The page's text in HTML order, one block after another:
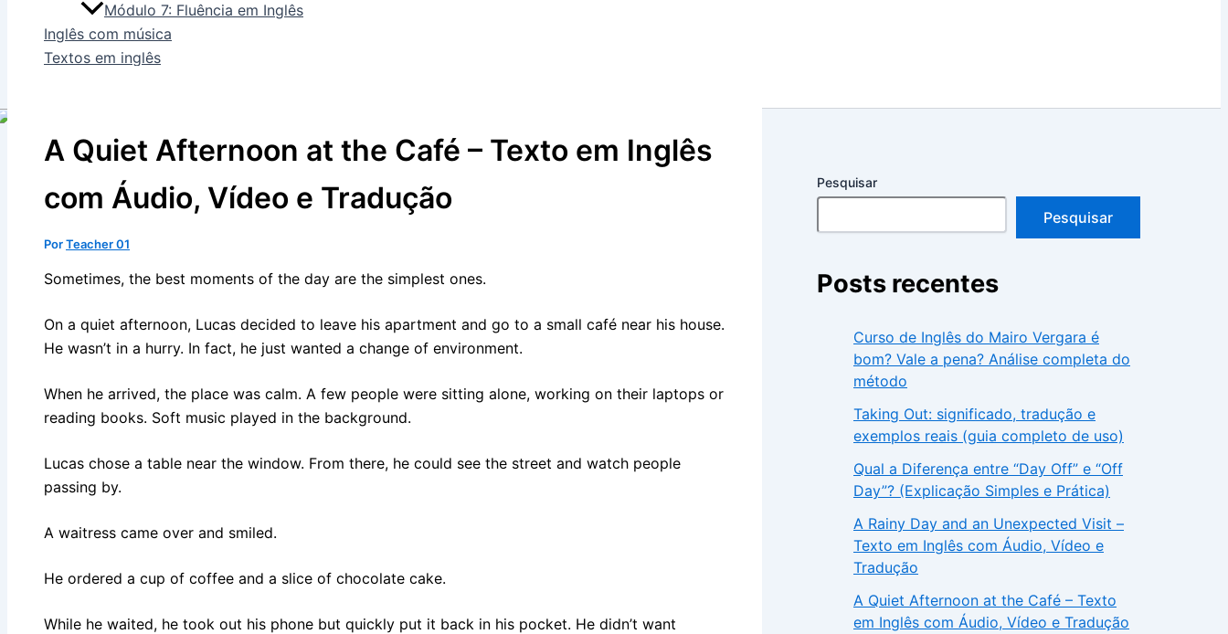
Módulo 7: Fluência em Inglês
Inglês com música
Textos em inglês
A Quiet Afternoon at the Café – Texto em Inglês
com Áudio, Vídeo e Tradução
PorTeacher 01
Sometimes, the best moments of the day are the simplest ones.
On a quiet afternoon, Lucas decided to leave his apartment and go to a small café near his house.
He wasn’t in a hurry. In fact, he just wanted a change of environment.
When he arrived, the place was calm. A few people were sitting alone, working on their laptops or
reading books. Soft music played in the background.
Lucas chose a table near the window. From there, he could see the street and watch people
passing by.
A waitress came over and smiled.
He ordered a cup of coffee and a slice of chocolate cake.
While he waited, he took out his phone but quickly put it back in his pocket. He didn’t want
Pesquisar
Pesquisar
Posts recentes
Curso de Inglês do Mairo Vergara é
bom? Vale a pena? Análise completa do
método
Taking Out: significado, tradução e
exemplos reais (guia completo de uso)
Qual a Diferença entre “Day Off” e “Off
Day”? (Explicação Simples e Prática)
A Rainy Day and an Unexpected Visit –
Texto em Inglês com Áudio, Vídeo e
Tradução
A Quiet Afternoon at the Café – Texto
em Inglês com Áudio, Vídeo e Tradução